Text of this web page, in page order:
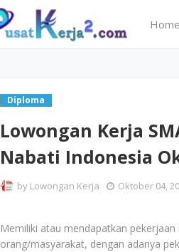
Home
Diploma
Lowongan Kerja
Nabati Indonesia
by Lowongan Kerja Oktober 04,
Memiliki atau mendapatkan
orang/masyarakat, dengan adanya